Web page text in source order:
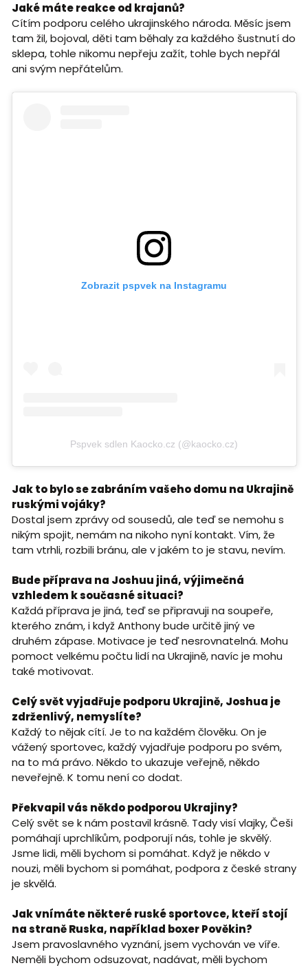
Jaké máte reakce od krajanů?
Cítím podporu celého ukrajinského národa. Měsíc jsem
tam žil, bojoval, děti tam běhaly za každého šustnutí do
sklepa, tohle nikomu nepřeju zažít, tohle bych nepřál
ani svým nepřátelům.
Zobrazit pspvek na Instagramu
Pspvek sdlen Kaocko.cz (@kaocko.cz)
Jak to bylo se zabráním vašeho domu na Ukrajině
ruskými vojáky?
Dostal jsem zprávy od sousedů, ale teď se nemohu s
nikým spojit, nemám na nikoho nyní kontakt. Vím, že
tam vtrhli, rozbili bránu, ale v jakém to je stavu, nevím.
Bude příprava na Joshuu jiná, výjimečná
vzhledem k současné situaci?
Každá příprava je jiná, teď se připravuji na soupeře,
kterého znám, i když Anthony bude určitě jiný ve
druhém zápase. Motivace je teď nesrovnatelná. Mohu
pomoct velkému počtu lidí na Ukrajině, navíc je mohu
také motivovat.
Celý svět vyjadřuje podporu Ukrajině, Joshua je
zdrženlivý, nemyslíte?
Každý to nějak cítí. Je to na každém člověku. On je
vážený sportovec, každý vyjadřuje podporu po svém,
na to má právo. Někdo to ukazuje veřejně, někdo
neveřejně. K tomu není co dodat.
Překvapil vás někdo podporou Ukrajiny?
Celý svět se k nám postavil krásně. Tady visí vlajky, Češi
pomáhají uprchlíkům, podporují nás, tohle je skvělý.
Jsme lidi, měli bychom si pomáhat. Když je někdo v
nouzi, měli bychom si pomáhat, podpora z české strany
je skvělá.
Jak vnímáte některé ruské sportovce, kteří stojí
na straně Ruska, například boxer Pověkin?
Jsem pravoslavného vyznání, jsem vychován ve víře.
Neměli bychom odsuzovat, nadávat, měli bychom